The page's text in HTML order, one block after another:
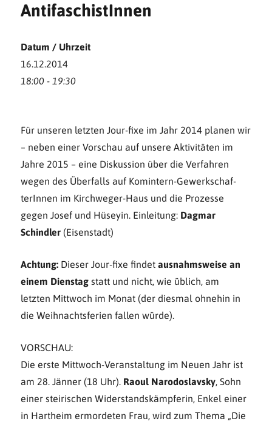
AntifaschistInnen
Datum / Uhrzeit
16.12.2014
18:00 - 19:30
Für unseren letzten Jour-fixe im Jahr 2014 planen wir
– neben einer Vorschau auf unsere Aktivitäten im
Jahre 2015 – eine Diskussion über die Verfahren
wegen des Überfalls auf Komintern-Gewerkschaf­
terInnen im Kirchweger-Haus und die Prozesse
gegen Josef und Hüseyin. Einleitung: Dagmar
Schindler (Eisenstadt)
Achtung: Dieser Jour-fixe findetausnahmsweise an
einem Dienstag statt und nicht, wie üblich, am
letzten Mittwoch im Monat (der diesmal ohnehin in
die Weihnachtsferien fallen würde).
VORSCHAU:
Die erste Mittwoch-Veranstaltung im Neuen Jahr ist
am 28. Jänner (18 Uhr). Raoul Narodoslavsky, Sohn
einer steirischen Widerstandskämpferin, Enkel einer
in Hartheim ermordeten Frau, wird zum Thema „Die